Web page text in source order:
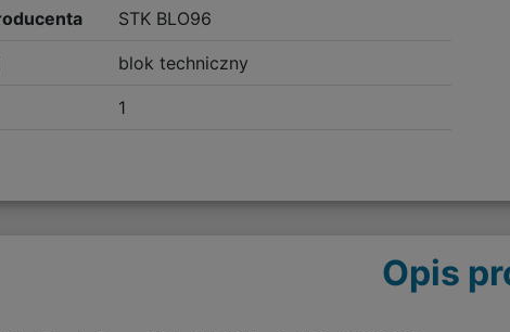
STK BLO96
blok techniczny
1
Opis